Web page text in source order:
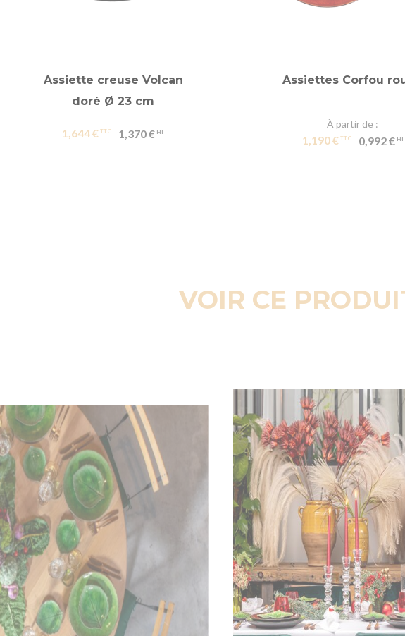
Assiette creuse Volcan
doré Ø 23 cm
1,644 € 1,370 €
Assiettes Corfou
À partir de
1,190 € 0,992 €
VOIR CE